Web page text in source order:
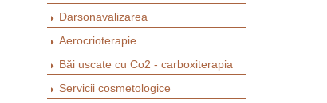
Darsonavalizarea
Aerocrioterapie
Băi uscate cu Co2 - carboxiterapia
Servicii cosmetologice